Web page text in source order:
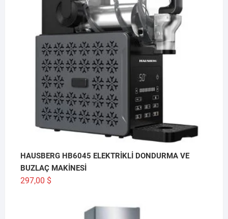
HAUSBERG HB6045 ELEKTRİKLİ DONDURMA VE
BUZLAÇ MAKİNESİ
297,00 $